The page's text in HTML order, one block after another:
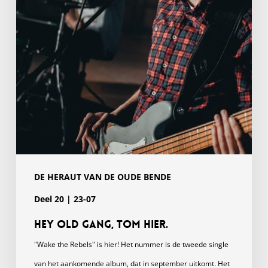
DE HERAUT VAN DE OUDE BENDE
Deel 20 | 23-07
Hey Old Gang, Tom hier.
"Wake the Rebels" is hier! Het nummer is de tweede single
van het aankomende album, dat in september uitkomt. Het